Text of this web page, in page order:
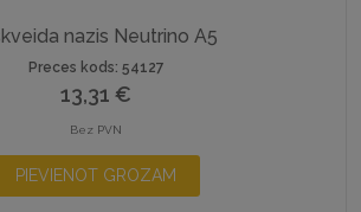
nazis Neutrino A5
Preces kods: 54127
13,31 €
Bez PVN
PIEVIENOT GROZAM